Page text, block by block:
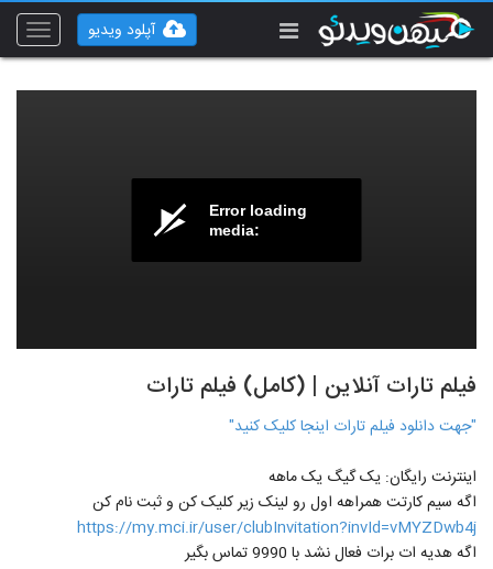
Toggle
آپلود ویدیو
Error loading
media:
فیلم تارات آنلاین | (کامل) فیلم تارات
"جهت دانلود فیلم تارات اینجا کلیک کنید"
اینترنت رایگان: یک گیگ یک ماهه
اگه سیم کارتت همراهه اول رو لینک زیر کلیک کن و ثبت نام کن
https://my.mci.ir/user/clubInvitation?invId=vMYZDwb4j
اگه هدیه ات برات فعال نشد با 9990 تماس بگیر